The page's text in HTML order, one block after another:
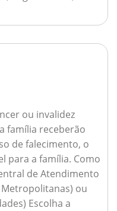
ou invalidez
família receberão
de falecimento, o
para a família. Como
de Atendimento
Metropolitanas) ou
Escolha a